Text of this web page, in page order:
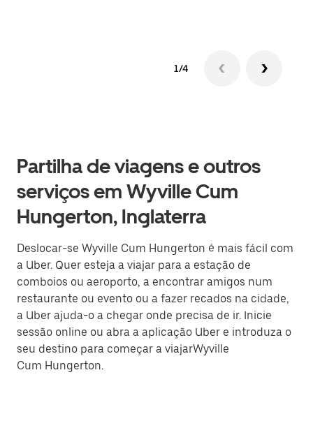
1/4
Partilha de viagens e outros
serviços em Wyville Cum
Hungerton, Inglaterra
Deslocar-se Wyville Cum Hungerton é mais fácil com
a Uber. Quer esteja a viajar para a estação de
comboios ou aeroporto, a encontrar amigos num
restaurante ou evento ou a fazer recados na cidade,
a Uber ajuda-o a chegar onde precisa de ir. Inicie
sessão online ou abra a aplicação Uber e introduza o
seu destino para começar a viajarWyville
Cum Hungerton.